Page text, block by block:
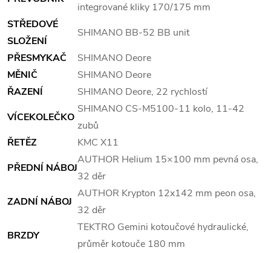
integrované kliky 170/175 mm
STŘEDOVÉ
SLOŽENÍ
SHIMANO BB-52 BB unit
PŘESMYKAČ
SHIMANO Deore
MĚNIČ
SHIMANO Deore
ŘAZENÍ
SHIMANO Deore, 22 rychlostí
VÍCEKOLEČKO
SHIMANO CS-M5100-11 kolo, 11-42
zubů
ŘETĚZ
KMC X11
PŘEDNÍ NÁBOJ
AUTHOR Helium 15×100 mm pevná osa,
32 děr
ZADNÍ NÁBOJ
AUTHOR Krypton 12x142 mm peon osa,
32 děr
BRZDY
TEKTRO Gemini kotoučové hydraulické,
průměr kotouče 180 mm